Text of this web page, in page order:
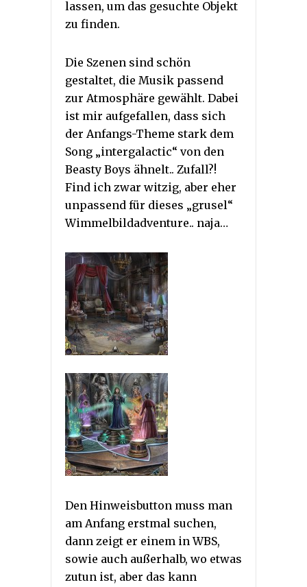
lassen, um das gesuchte Objekt
zu finden.
Die Szenen sind schön
gestaltet, die Musik passend
zur Atmosphäre gewählt. Dabei
ist mir aufgefallen, dass sich
der Anfangs-Theme stark dem
Song „intergalactic“ von den
Beasty Boys ähnelt.. Zufall?!
Find ich zwar witzig, aber eher
unpassend für dieses „grusel“
Wimmelbildadventure.. naja…
Den Hinweisbutton muss man
am Anfang erstmal suchen,
dann zeigt er einem in WBS,
sowie auch außerhalb, wo etwas
zutun ist, aber das kann